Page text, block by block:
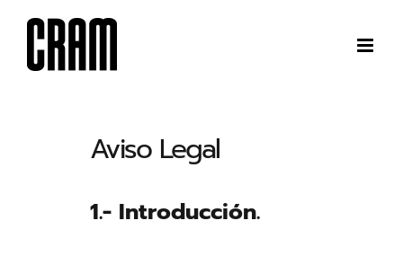
contenido
Aviso Legal
1.- Introducción.